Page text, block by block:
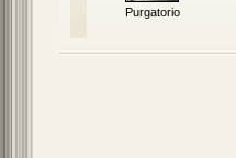
Purgatorio